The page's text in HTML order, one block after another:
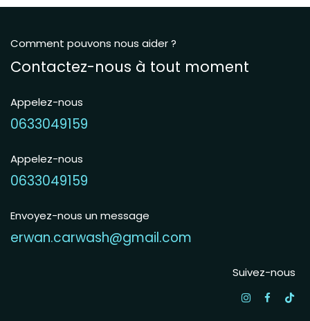
Comment pouvons nous aider ?
Contactez-nous à tout moment
Appelez-nous
0633049159
Appelez-nous
0633049159
Envoyez-nous un message
erwan.carwash@gmail.com
Suivez-nous